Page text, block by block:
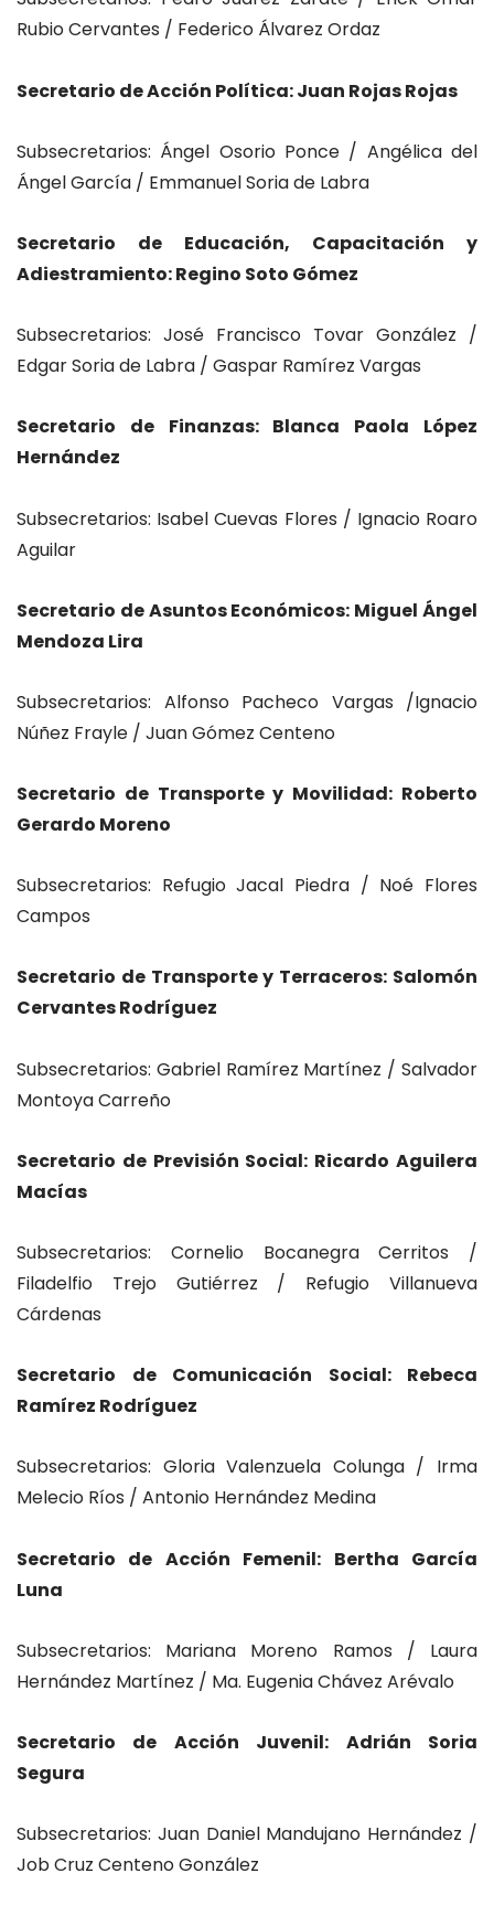
Rubio Cervantes / Federico Álvarez Ordaz
Secretario de Acción Política: Juan Rojas Rojas
Subsecretarios: Ángel Osorio Ponce / Angélica del
Ángel García / Emmanuel Soria de Labra
Secretario de Educación, Capacitación y
Adiestramiento: Regino Soto Gómez
Subsecretarios: José Francisco Tovar González /
Edgar Soria de Labra / Gaspar Ramírez Vargas
Secretario de Finanzas: Blanca Paola López
Hernández
Subsecretarios: Isabel Cuevas Flores / Ignacio Roaro
Aguilar
Secretario de Asuntos Económicos: Miguel Ángel
Mendoza Lira
Subsecretarios: Alfonso Pacheco Vargas /Ignacio
Núñez Frayle / Juan Gómez Centeno
Secretario de Transporte y Movilidad: Roberto
Gerardo Moreno
Subsecretarios: Refugio Jacal Piedra / Noé Flores
Campos
Secretario de Transporte y Terraceros: Salomón
Cervantes Rodríguez
Subsecretarios: Gabriel Ramírez Martínez / Salvador
Montoya Carreño
Secretario de Previsión Social: Ricardo Aguilera
Macías
Subsecretarios: Cornelio Bocanegra Cerritos /
Filadelfio Trejo Gutiérrez / Refugio Villanueva
Cárdenas
Secretario de Comunicación Social: Rebeca
Ramírez Rodríguez
Subsecretarios: Gloria Valenzuela Colunga / Irma
Melecio Ríos / Antonio Hernández Medina
Secretario de Acción Femenil: Bertha García
Luna
Subsecretarios: Mariana Moreno Ramos / Laura
Hernández Martínez / Ma. Eugenia Chávez Arévalo
Secretario de Acción Juvenil: Adrián Soria
Segura
Subsecretarios: Juan Daniel Mandujano Hernández /
Job Cruz Centeno González